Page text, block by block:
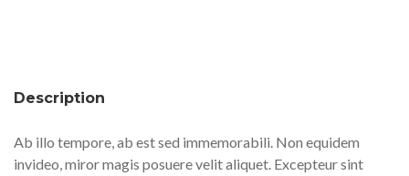
Description
Ab illo tempore, ab est sed immemorabili. Non equidem
invideo, miror magis posuere velit aliquet. Excepteur sint